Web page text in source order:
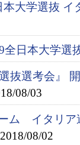
本大学選抜
全日本大学選
抜選考会』
08/03
ム イタリア
2018/08/02